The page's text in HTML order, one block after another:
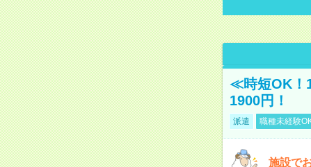
≪時短OK！
1900円！
派遣 職種未経験
施設で